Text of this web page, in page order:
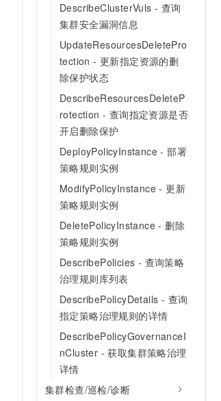
DescribeClusterVuls - 查询
集群安全漏洞信息
UpdateResourcesDeletePro
tection - 更新指定资源的删
除保护状态
DescribeResourcesDeleteP
rotection - 查询指定资源是否
开启删除保护
DeployPolicyInstance - 部署
策略规则实例
ModifyPolicyInstance - 更新
策略规则实例
DeletePolicyInstance - 删除
策略规则实例
DescribePolicies - 查询策略
治理规则库列表
DescribePolicyDetails - 查询
指定策略治理规则的详情
DescribePolicyGovernanceI
nCluster - 获取集群策略治理
详情
集群检查/巡检/诊断